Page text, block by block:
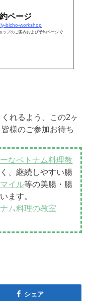
ページ
bicho-workshop
ップのご案内および予約ページで
れるよう、この2ヶ
様のご参加お待ち
なベトナム料理教
、継続しやすい腸
イル等の美腸・腸
ます。
ム料理の教室
シェア